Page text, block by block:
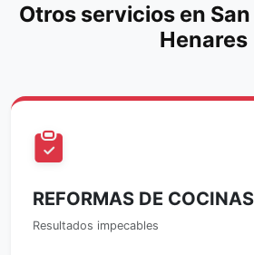
Otros servicios en
Henares
REFORMAS DE COCINAS
Resultados impecables